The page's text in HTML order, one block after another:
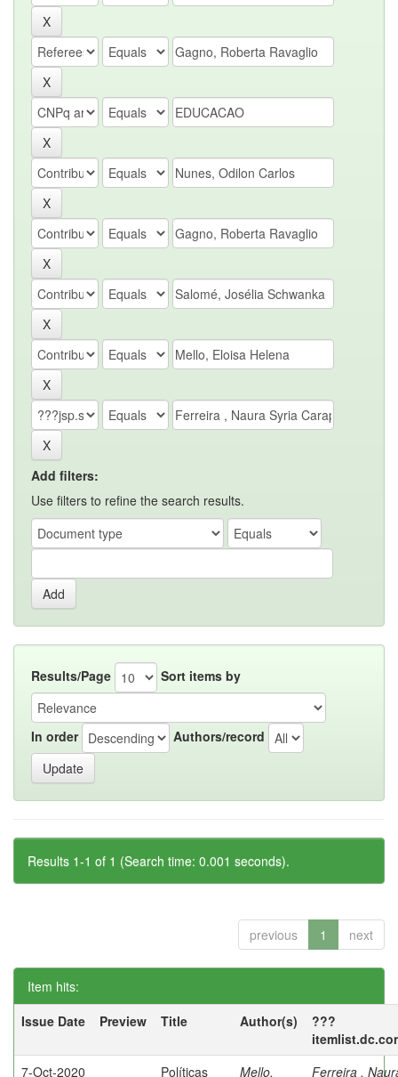
Add filters:
Use filters to refine the search results.
Results/Page Sort items by
In order Authors/record
Results 1-1 of 1 (Search time: 0.001 seconds).
previous 1 next
Item hits:
Issue Date
Preview Title Author(s)
???
7-Oct-2020
Políticas Mello, Ferreira ,